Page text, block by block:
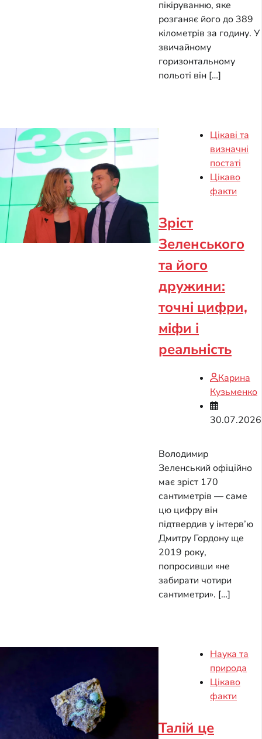
пікіруванню, яке
розганяє його до 389
кілометрів за годину. У
звичайному
горизонтальному
польоті він […]
Цікаві та
визначні
постаті
Цікаво
факти
Зріст
Зеленського
та його
дружини:
точні цифри,
міфи і
реальність
Карина
Кузьменко
30.07.2026
Володимир
Зеленський офіційно
має зріст 170
сантиметрів — саме
цю цифру він
підтвердив у інтерв’ю
Дмитру Гордону ще
2019 року,
попросивши «не
забирати чотири
сантиметри». […]
Наука та
природа
Цікаво
факти
Талій це